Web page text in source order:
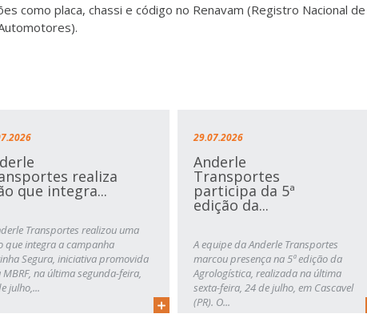
como placa, chassi e código no Renavam (Registro Nacional de
realiza
que integra...
Transportes realizou uma
que integra a campanha
Segura, iniciativa promovida
MBRF, na última segunda-feira,
julho,...
29.07.2026
Anderle
Transportes
participa da 5ª
edição da...
A equipe da Anderle Transportes
marcou presença na 5ª edição da
Agrologística, realizada na última
sexta-feira, 24 de julho, em Cascavel
(PR). O...